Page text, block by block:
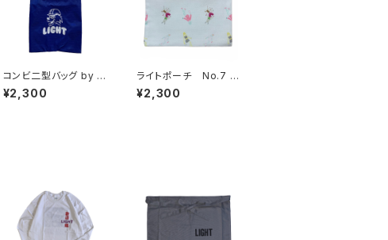
コンビ二型バッグ by S
undays Best
¥2,300
ライトポーチ No.7 b
y 苦虫ツヨシ
¥2,300